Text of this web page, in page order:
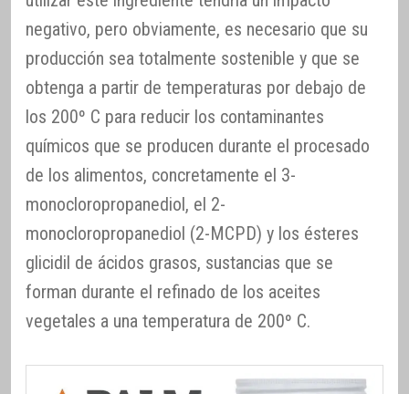
negativo, pero obviamente, es necesario que su
producción sea totalmente sostenible y que se
obtenga a partir de temperaturas por debajo de
los 200º C para reducir los contaminantes
químicos que se producen durante el procesado
de los alimentos, concretamente el 3-
monocloropropanediol, el 2-
monocloropropanediol (2-MCPD) y los ésteres
glicidil de ácidos grasos, sustancias que se
forman durante el refinado de los aceites
vegetales a una temperatura de 200º C.